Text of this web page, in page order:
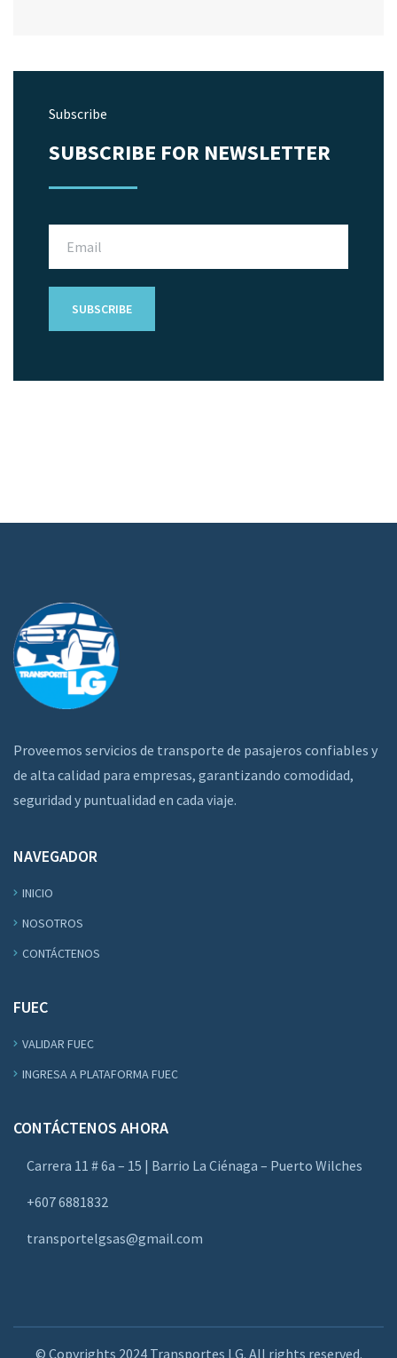
Subscribe
SUBSCRIBE FOR NEWSLETTER
Proveemos servicios de transporte de pasajeros confiables y
de alta calidad para empresas, garantizando comodidad,
seguridad y puntualidad en cada viaje.
NAVEGADOR
INICIO
NOSOTROS
CONTÁCTENOS
FUEC
VALIDAR FUEC
INGRESA A PLATAFORMA FUEC
CONTÁCTENOS AHORA
Carrera 11 # 6a – 15 | Barrio La Ciénaga – Puerto Wilches
+607 6881832
transportelgsas@gmail.com
© Copyrights 2024 Transportes LG. All rights reserved.